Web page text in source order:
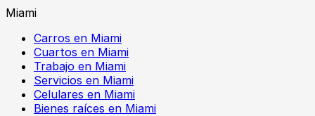
Miami
Carros en Miami
Cuartos en Miami
Trabajo en Miami
Servicios en Miami
Celulares en Miami
Bienes raíces en Miami